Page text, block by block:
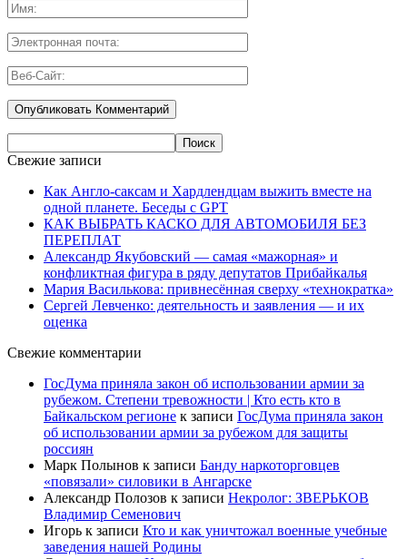
Свежие записи
Как Англо-саксам и Хардлендцам выжить вместе на
одной планете. Беседы с GPT
КАК ВЫБРАТЬ КАСКО ДЛЯ АВТОМОБИЛЯ БЕЗ
ПЕРЕПЛАТ
Александр Якубовский — самая «мажорная» и
конфликтная фигура в ряду депутатов Прибайкалья
Мария Василькова: привнесённая сверху «технократка»
Сергей Левченко: деятельность и заявления — и их
оценка
Свежие комментарии
ГосДума приняла закон об использовании армии за
рубежом. Степени тревожности | Кто есть кто в
Байкальском регионе к записи ГосДума приняла закон
об использовании армии за рубежом для защиты
россиян
Марк Полынов к записи Банду наркоторговцев
«повязали» силовики в Ангарске
Александр Полозов к записи Некролог: ЗВЕРЬКОВ
Владимир Семенович
Игорь к записи Кто и как уничтожал военные учебные
заведения нашей Родины